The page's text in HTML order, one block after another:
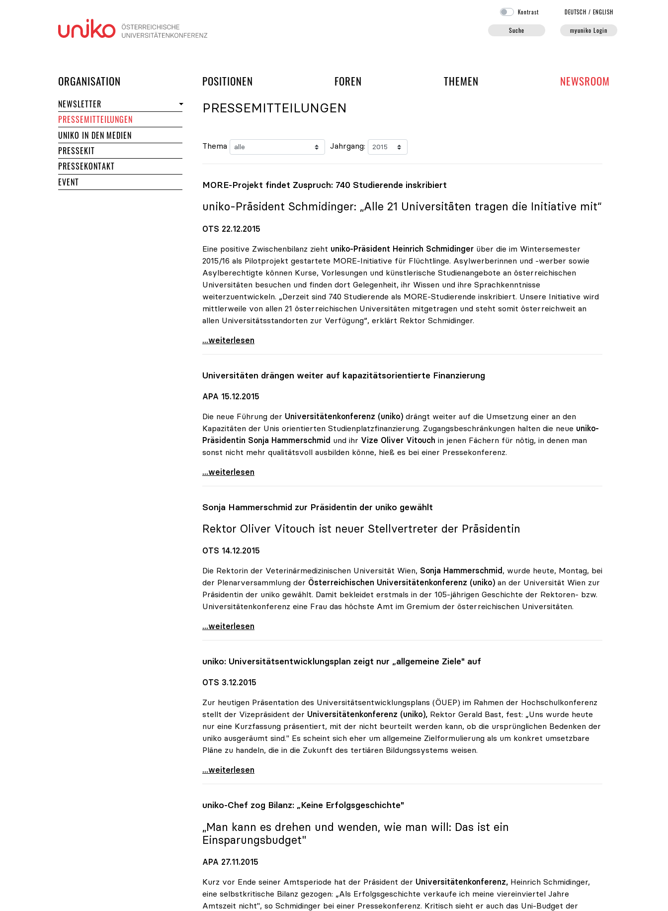
Kontrast DEUTSCH /ENGLISH
Suche myuniko Login
ORGANISATION POSITIONEN FOREN UND ARBEITSGRUPPEN DER UNIKO
THEMEN NEWSROOM
NEWSLETTER
PRESSEMITTEILUNGEN
UNIKO IN DEN MEDIEN
PRESSEKIT
PRESSEKONTAKT
EVENT
PRESSEMITTEILUNGEN
Thema Jahrgang:
MORE-Projekt findet Zuspruch: 740 Studierende inskribiert
uniko-Präsident Schmidinger: „Alle 21 Universitäten tragen die Initiative mit“
OTS 22.12.2015
Eine positive Zwischenbilanz zieht uniko-Präsident Heinrich Schmidinger über die im Wintersemester
2015/16 als Pilotprojekt gestartete MORE-Initiative für Flüchtlinge. Asylwerberinnen und -werber sowie
Asylberechtigte können Kurse, Vorlesungen und künstlerische Studienangebote an österreichischen
Universitäten besuchen und finden dort Gelegenheit, ihr Wissen und ihre Sprachkenntnisse
weiterzuentwickeln. „Derzeit sind 740 Studierende als MORE-Studierende inskribiert. Unsere Initiative wird
mittlerweile von allen 21 österreichischen Universitäten mitgetragen und steht somit österreichweit an
allen Universitätsstandorten zur Verfügung“, erklärt Rektor Schmidinger.
MORE-Projekt findet Zuspruch: 740 Studierende
...weiterlesen
Universitäten drängen weiter auf kapazitätsorientierte Finanzierung
APA 15.12.2015
Die neue Führung der Universitätenkonferenz (uniko) drängt weiter auf die Umsetzung einer an den
Kapazitäten der Unis orientierten Studienplatzfinanzierung. Zugangsbeschränkungen halten die neue uniko-
Präsidentin Sonja Hammerschmid und ihr Vize Oliver Vitouch in jenen Fächern für nötig, in denen man
sonst nicht mehr qualitätsvoll ausbilden könne, hieß es bei einer Pressekonferenz.
Universitäten drängen weiter auf
...weiterlesen
Sonja Hammerschmid zur Präsidentin der uniko gewählt
Rektor Oliver Vitouch ist neuer Stellvertreter der Präsidentin
OTS 14.12.2015
Die Rektorin der Veterinärmedizinischen Universität Wien, Sonja Hammerschmid, wurde heute, Montag, bei
der Plenarversammlung der Österreichischen Universitätenkonferenz (uniko) an der Universität Wien zur
Präsidentin der uniko gewählt. Damit bekleidet erstmals in der 105-jährigen Geschichte der Rektoren- bzw.
Universitätenkonferenz eine Frau das höchste Amt im Gremium der österreichischen Universitäten.
Sonja Hammerschmid zur Präsidentin der uniko
...weiterlesen
uniko: Universitätsentwicklungsplan zeigt nur „allgemeine Ziele" auf
OTS 3.12.2015
Zur heutigen Präsentation des Universitätsentwicklungsplans (ÖUEP) im Rahmen der Hochschulkonferenz
stellt der Vizepräsident der Universitätenkonferenz (uniko), Rektor Gerald Bast, fest: „Uns wurde heute
nur eine Kurzfassung präsentiert, mit der nicht beurteilt werden kann, ob die ursprünglichen Bedenken der
uniko ausgeräumt sind." Es scheint sich eher um allgemeine Zielformulierung als um konkret umsetzbare
Pläne zu handeln, die in die Zukunft des tertiären Bildungssystems weisen.
uniko: Universitätsentwicklungsplan zeigt nur
...weiterlesen
uniko-Chef zog Bilanz: „Keine Erfolgsgeschichte"
„Man kann es drehen und wenden, wie man will: Das ist ein
Einsparungsbudget"
APA 27.11.2015
Kurz vor Ende seiner Amtsperiode hat der Präsident der Universitätenkonferenz, Heinrich Schmidinger,
eine selbstkritische Bilanz gezogen: „Als Erfolgsgeschichte verkaufe ich meine viereinviertel Jahre
Amtszeit nicht", so Schmidinger bei einer Pressekonferenz. Kritisch sieht er auch das Uni-Budget der